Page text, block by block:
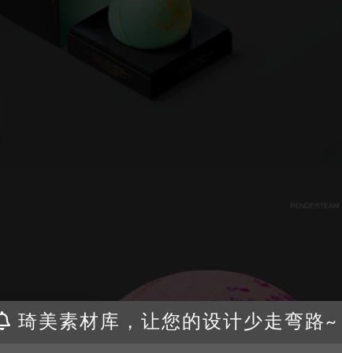
琦美素材库，让您的设计少走弯路~